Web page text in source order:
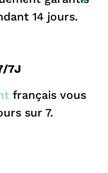
14 jours.
7J
français vous
sur 7.